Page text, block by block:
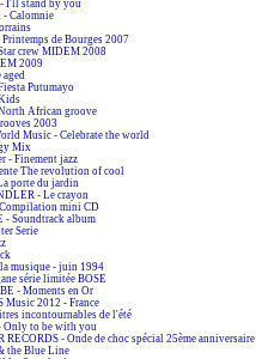
I'll stand by you
- Calomnie
de Bourges 2007
crew MIDEM 2008
2009
aged
Putumayo
African groove
2003
Music - Celebrate the world
Mix
- Finement jazz
The revolution of cool
porte du jardin
- Le crayon
mini CD
- Soundtrack album
Serie
musique - juin 1994
série limitée BOSE
- Moments en Or
Music 2012 - France
incontournables de l'été
Only to be with you
- Onde de choc spécial 25ème anniversaire
the Blue Line